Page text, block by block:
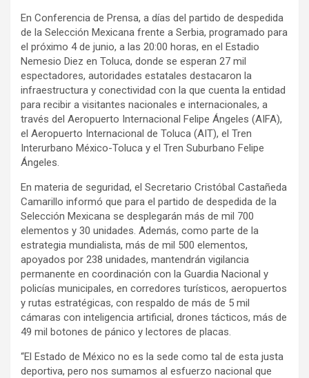
En Conferencia de Prensa, a días del partido de despedida
de la Selección Mexicana frente a Serbia, programado para
el próximo 4 de junio, a las 20:00 horas, en el Estadio
Nemesio Diez en Toluca, donde se esperan 27 mil
espectadores, autoridades estatales destacaron la
infraestructura y conectividad con la que cuenta la entidad
para recibir a visitantes nacionales e internacionales, a
través del Aeropuerto Internacional Felipe Ángeles (AIFA),
el Aeropuerto Internacional de Toluca (AIT), el Tren
Interurbano México-Toluca y el Tren Suburbano Felipe
Ángeles.
En materia de seguridad, el Secretario Cristóbal Castañeda
Camarillo informó que para el partido de despedida de la
Selección Mexicana se desplegarán más de mil 700
elementos y 30 unidades. Además, como parte de la
estrategia mundialista, más de mil 500 elementos,
apoyados por 238 unidades, mantendrán vigilancia
permanente en coordinación con la Guardia Nacional y
policías municipales, en corredores turísticos, aeropuertos
y rutas estratégicas, con respaldo de más de 5 mil
cámaras con inteligencia artificial, drones tácticos, más de
49 mil botones de pánico y lectores de placas.
“El Estado de México no es la sede como tal de esta justa
deportiva, pero nos sumamos al esfuerzo nacional que